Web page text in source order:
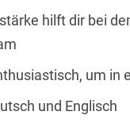
hilft dir bei
um in
und Englisch